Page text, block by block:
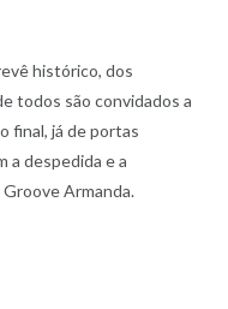
histórico, dos
todos são convidados a
final, já de portas
a despedida e a
Armanda.